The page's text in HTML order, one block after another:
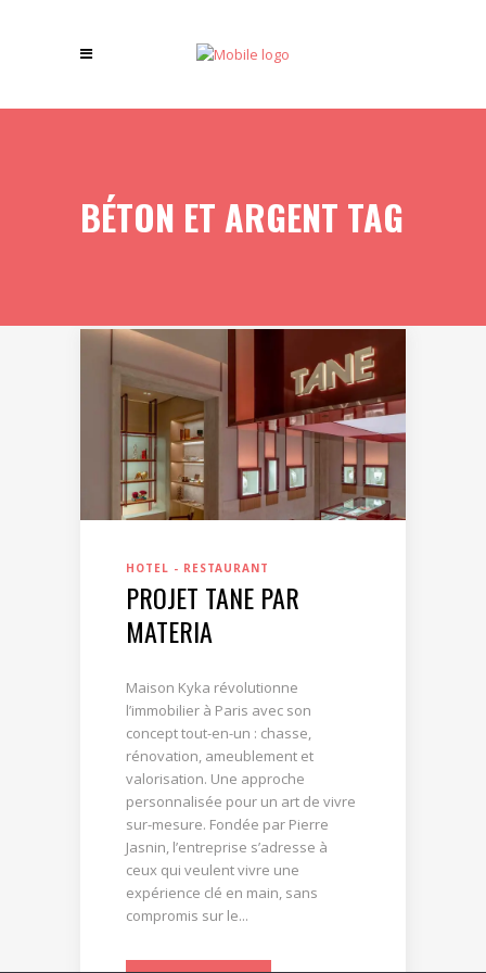
BÉTON ET ARGENT TAG
HOTEL - RESTAURANT
PROJET TANE PAR
MATERIA
Maison Kyka révolutionne
l’immobilier à Paris avec son
concept tout-en-un : chasse,
rénovation, ameublement et
valorisation. Une approche
personnalisée pour un art de vivre
sur-mesure. Fondée par Pierre
Jasnin, l’entreprise s’adresse à
ceux qui veulent vivre une
expérience clé en main, sans
compromis sur le...